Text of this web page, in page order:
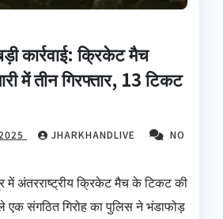
कार्रवाई: क्रिकेट मैच
में तीन गिरफ्तार, 13 टिकट
JHARKHANDLIVE
NO
में अंतरराष्ट्रीय क्रिकेट मैच के टिकट की
एक संगठित गिरोह का पुलिस ने भंडाफोड़